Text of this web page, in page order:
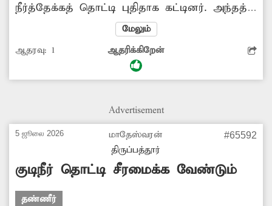
நீர்த்தேக்கத் தொட்டி புதிதாக கட்டினர். அந்தத்
தொட்டியை இன்னும் மக்கள் பயன்பாட்டுக்கு
கொண்டு வரவில்லை. அப்பகுதி மக்கள்
குடிநீருக்காக சிரமப்பட்டு வருகின்றனர். நகராட்சி
நிர்வாகம் நடவடிக்கை எடுத்து ஆரிப் நகர்
தொட்டியை விரைவில் மக்கள் பயன்பாட்டுக்கு
சமூக ஆர்வலர், திருப்பத்தூர்.
மேலும்
ஆதரவு: 1 ஆதரிக்கிறேன்
Advertisement
5 ஜூலை 2026
மாதேஸ்வரன்
திருப்பத்தூர்
#65592
குடிநீர் தொட்டி சீரமைக்க வேண்டும்
தண்ணீர்